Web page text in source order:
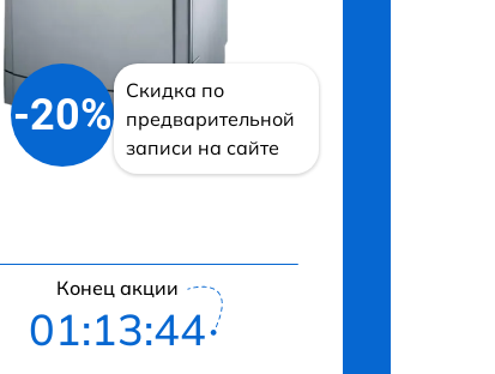
-20%
Скидка по
предварительной
записи на сайте
Конец акции
01:13:43